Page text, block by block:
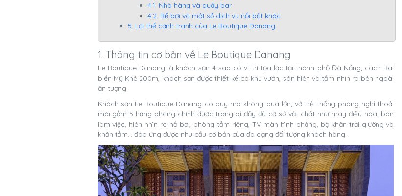
4.1. Nhà hàng và quầy bar
4.2. Bể bơi và một số dịch vụ nổi bật khác
5. Lợi thế cạnh tranh của Le Boutique Danang
1. Thông tin cơ bản về Le Boutique Danang
Le Boutique Danang là khách sạn 4 sao có vị trí tọa lạc tại thành phố Đà Nẵng, cách Bãi
biển Mỹ Khê 200m, khách sạn được thiết kế có khu vườn, sân hiên và tầm nhìn ra bên ngoài
ấn tượng.
Khách sạn Le Boutique Danang có quy mô không quá lớn, với hệ thống phòng nghỉ thoải
mái gồm 5 hạng phòng chính được trang bị đầy đủ cơ sở vật chất như máy điều hòa, bàn
làm việc, hiên nhìn ra hồ bơi, phòng tắm riêng, TV màn hình phẳng, bộ khăn trải giường và
khăn tắm… đáp ứng được nhu cầu cơ bản của đa dạng đối tượng khách hàng.